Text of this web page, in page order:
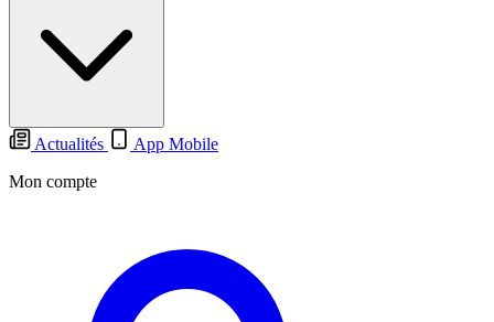
Actualités
App Mobile
Mon compte